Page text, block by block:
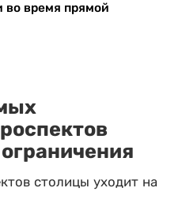
во время прямой
столицы уходит на